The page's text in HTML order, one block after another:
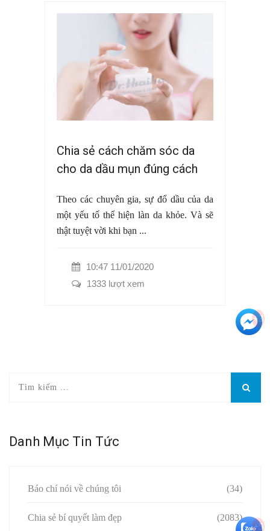
Chia sẻ cách chăm sóc da
cho da dầu mụn đúng cách
Theo các chuyên gia, sự đổ dầu của da
một yếu tố thể hiện làn da khỏe. Và sẽ
thật tuyệt vời khi bạn ...
10:47 11/01/2020
1333 lượt xem
Danh Mục Tin Tức
Báo chí nói về chúng tôi (34)
Chia sẻ bí quyết làm đẹp (2083)
+3
+5